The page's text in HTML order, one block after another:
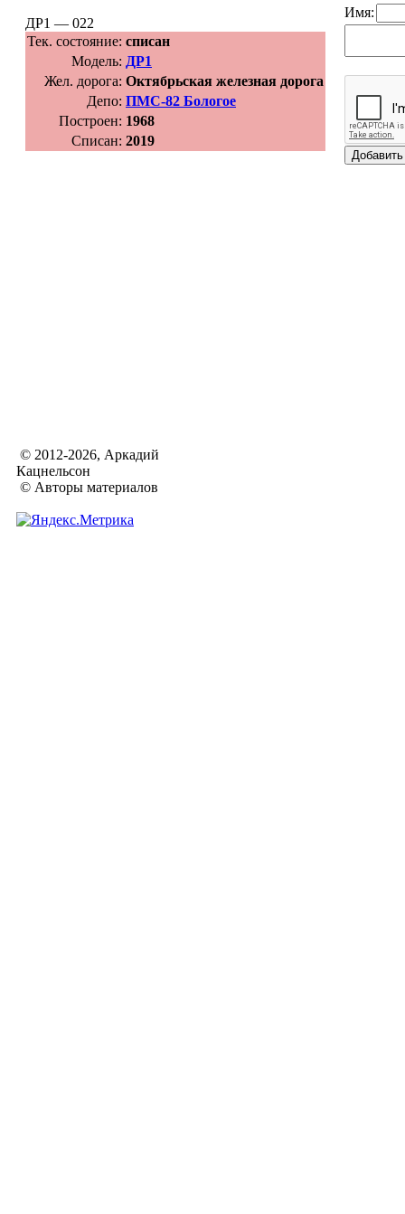
ДР1 — 022
Тек. состояние: списан
Модель: ДР1
Жел. дорога: Октябрьская железная дорога
Депо: ПМС-82 Бологое
Построен: 1968
Списан: 2019
Имя:
© 2012-2026, Аркадий
Кацнельсон
© Авторы материалов